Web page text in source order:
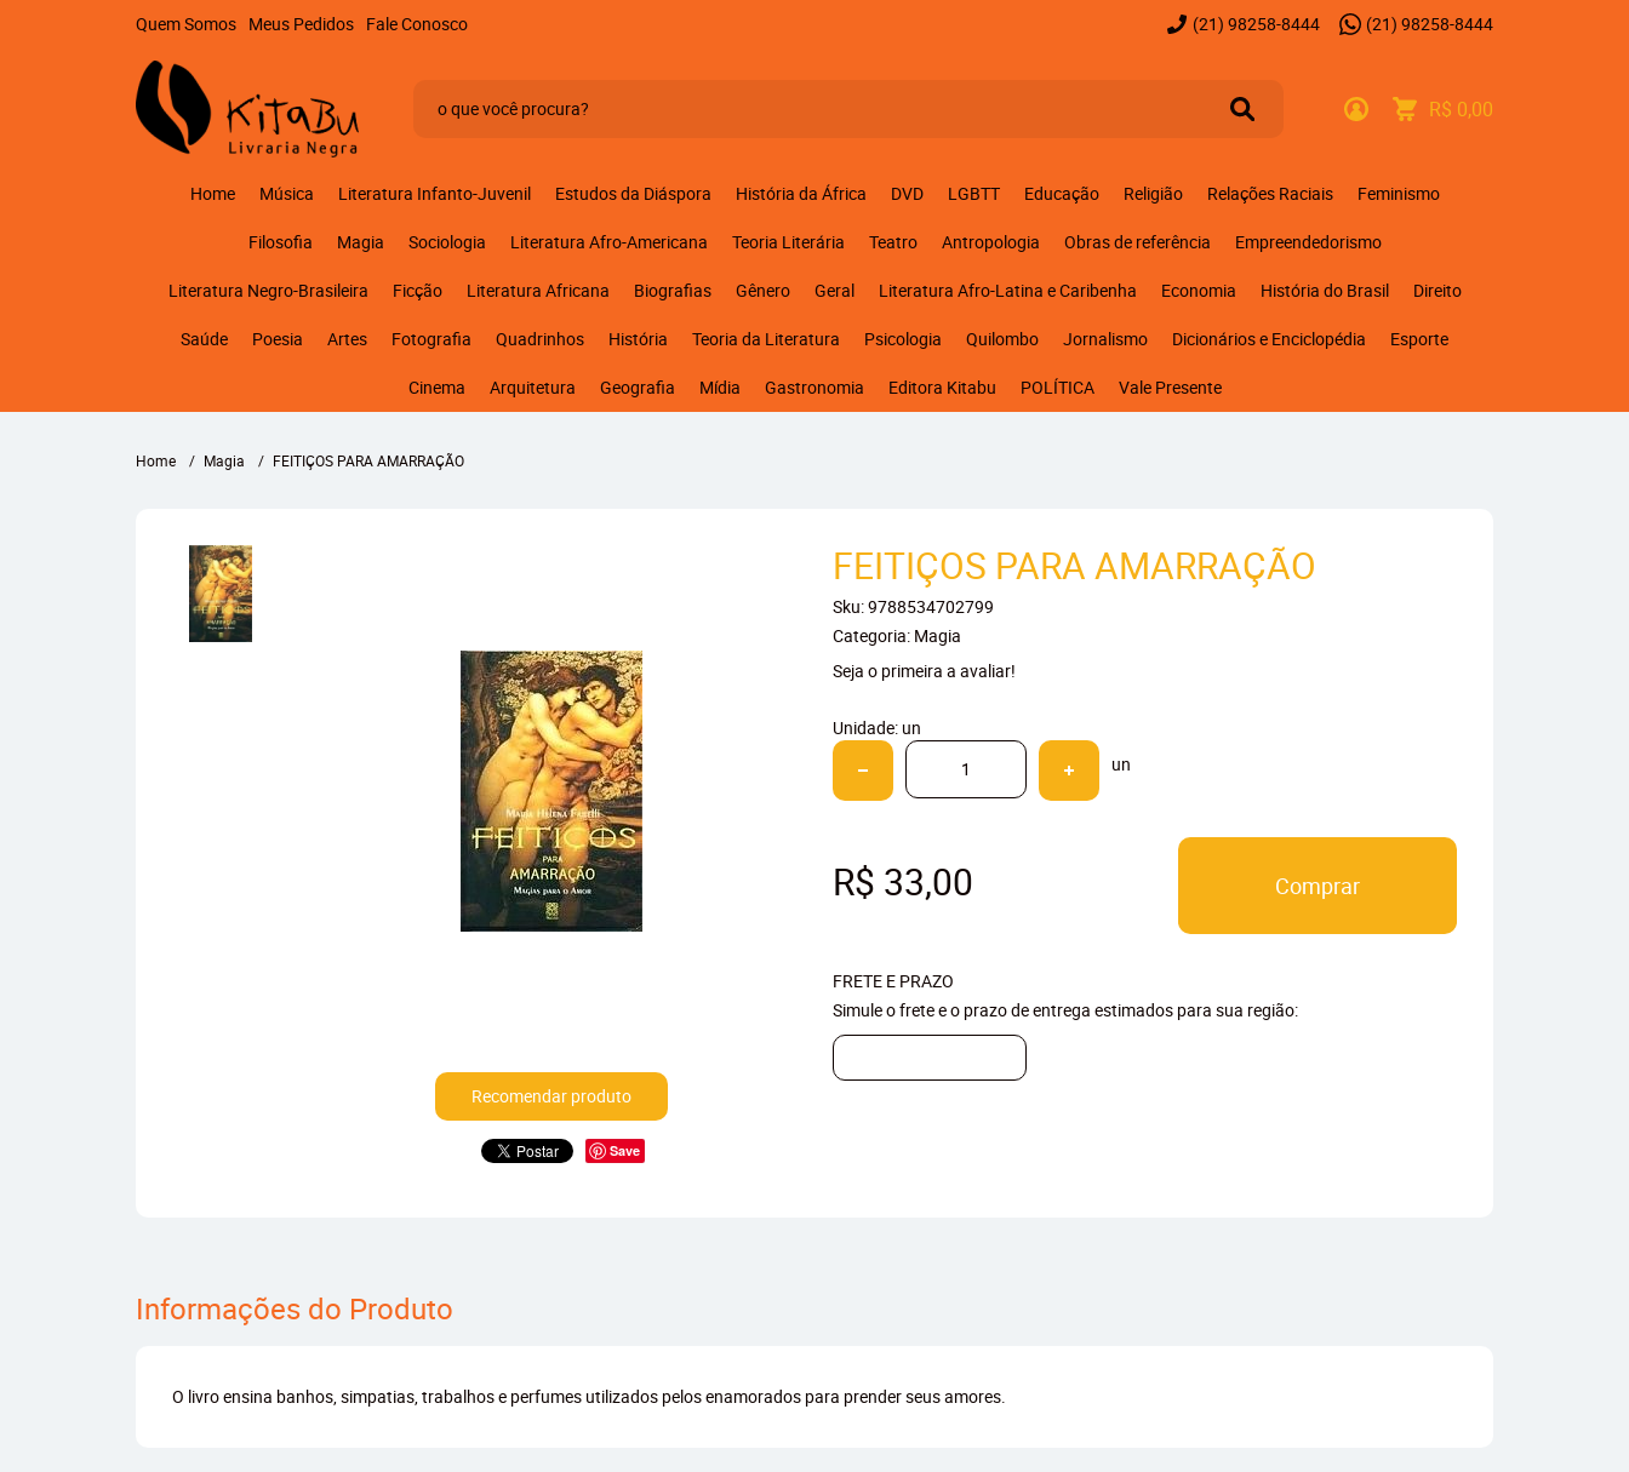
Quem Somos Meus Pedidos Fale Conosco (21) 98258-8444 (21) 98258-8444
R$ 0,00
Home Música Literatura Infanto-Juvenil Estudos da Diáspora História da África DVD LGBTT Educação Religião Relações Raciais Feminismo
Filosofia Magia Sociologia Literatura Afro-Americana Teoria Literária Teatro Antropologia Obras de referência Empreendedorismo
Literatura Negro-Brasileira Ficção Literatura Africana Biografias Gênero Geral Literatura Afro-Latina e Caribenha Economia História do Brasil Direito
Saúde Poesia Artes Fotografia Quadrinhos História Teoria da Literatura Psicologia Quilombo Jornalismo Dicionários e Enciclopédia Esporte
Cinema Arquitetura Geografia Mídia Gastronomia Editora Kitabu POLÍTICA Vale Presente
Home Magia FEITIÇOS PARA AMARRAÇÃO
Recomendar produto
Save
FEITIÇOS PARA AMARRAÇÃO
Sku:9788534702799
Categoria: Magia
Seja o primeira a avaliar!
Unidade: un
un
R$ 33,00 Comprar
FRETE E PRAZO
Simule o frete e o prazo de entrega estimados para sua região:
Informações do Produto
O livro ensina banhos, simpatias, trabalhos e perfumes utilizados pelos enamorados para prender seus amores.